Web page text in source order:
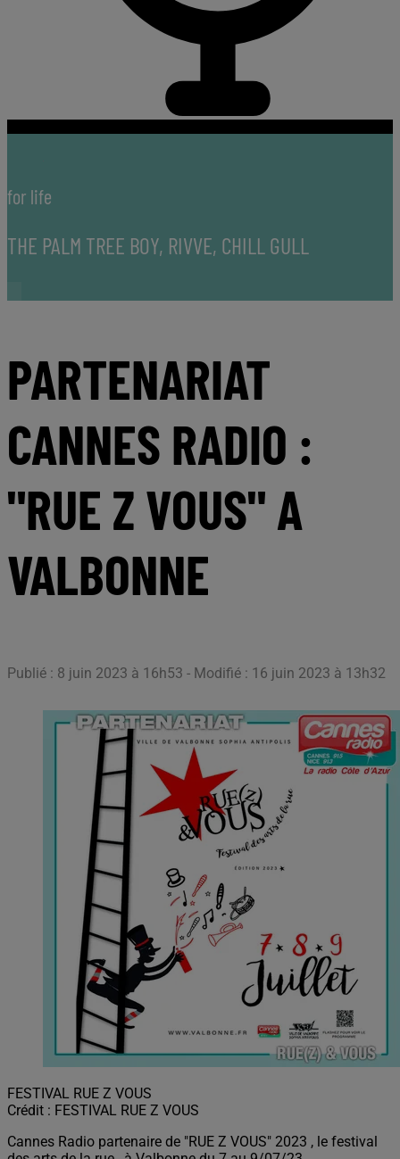
for life
THE PALM TREE BOY, RIVVE, CHILL GULL
PARTENARIAT
CANNES RADIO :
"RUE Z VOUS" A
VALBONNE
Publié : 8 juin 2023 à 16h53 - Modifié : 16 juin 2023 à 13h32
FESTIVAL RUE Z VOUS
Crédit : FESTIVAL RUE Z VOUS
Cannes Radio partenaire de "RUE Z VOUS" 2023 , le festival